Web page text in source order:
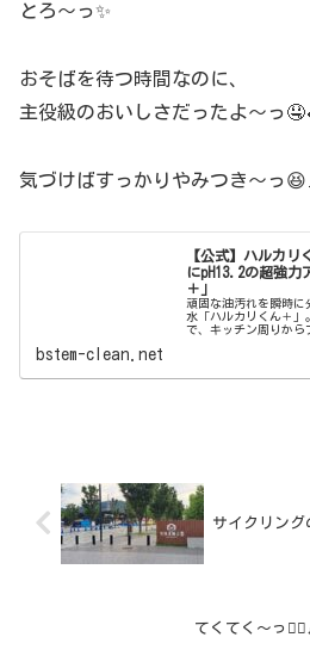
とろ〜っ✨
おそばを待つ時間なのに、
主役級のおいしさだったよ〜っ
気づけばすっかりやみつき〜っ
【公式】ハルカ
にpH13.2の超強力
＋」
頑固な油汚れを瞬時に
水「ハルカリくん＋」
で、キッチン周りから
bstem-clean.net
サイクリング
てくてく〜っ